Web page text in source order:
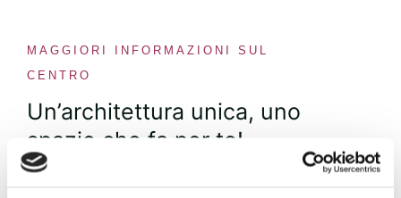
MAGGIORI INFORMAZIONI SUL
CENTRO
Un’architettura unica, uno
spazio che fa per te!